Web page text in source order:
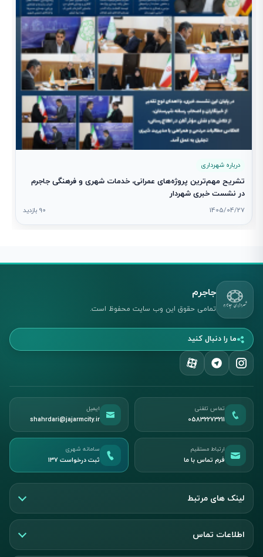
درباره شهرداری
تشریح مهم‌ترین پروژه‌های عمرانی، خدمات شهری و فرهنگی جاجرم
در نشست خبری شهردار
1405/04/27 90 بازدید
جاجرم
تمامی حقوق این وب سایت محفوظ است.
ما را دنبال کنید
تماس تلفنی
05832273211
ایمیل
shahrdari@jajarmcity.ir
ارتباط مستقیم
فرم تماس با ما
سامانه شهری
ثبت درخواست ۱۳۷
لینک های مرتبط
اطلاعات تماس